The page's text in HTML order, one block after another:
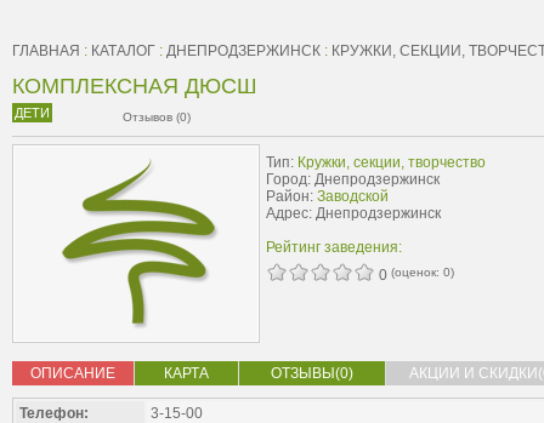
ГЛАВНАЯ : КАТАЛОГ : ДНЕПРОДЗЕРЖИНСК : КРУЖКИ, СЕКЦИИ,
КОМПЛЕКСНАЯ ДЮСШ
ДЕТИ Отзывов (0)
Тип: Кружки, секции, творчество
Город: Днепродзержинск
Район: Заводской
Адрес: Днепродзержинск
Рейтинг заведения:
0 (оценок: 0)
ОПИСАНИЕ КАРТА ОТЗЫВЫ(0) АКЦИИ И
Телефон: 3-15-00